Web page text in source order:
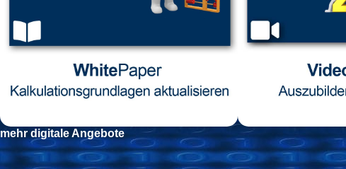
·
·
mehr digitale Angebote